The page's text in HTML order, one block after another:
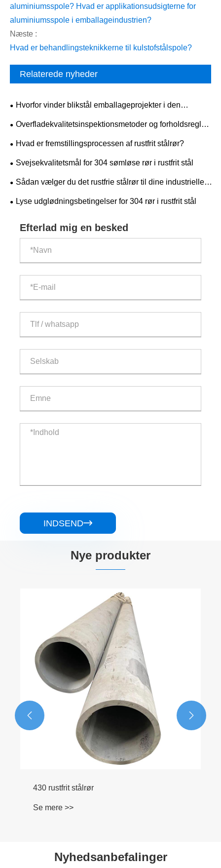
aluminiumsspole? Hvad er applikationsudsigterne for
aluminiumsspole i emballageindustrien?
Næste :
Hvad er behandlingsteknikkerne til kulstofstålspole?
Relaterede nyheder
Hvorfor vinder blikstål emballageprojekter i den
virkelige verden i dag?
​Overfladekvalitetsinspektionsmetoder og forholdsregler
for 304 rustfrit stålplader
Hvad er fremstillingsprocessen af ​​rustfrit stålrør?
Svejsekvalitetsmål for 304 sømløse rør i rustfrit stål
Sådan vælger du det rustfrie stålrør til dine industrielle
behov?
Lyse udglødningsbetingelser for 304 rør i rustfrit stål
Efterlad mig en besked
INDSEND
Nye produkter
430 rustfrit stålrør
Se mere >>
 
Nyhedsanbefalinger